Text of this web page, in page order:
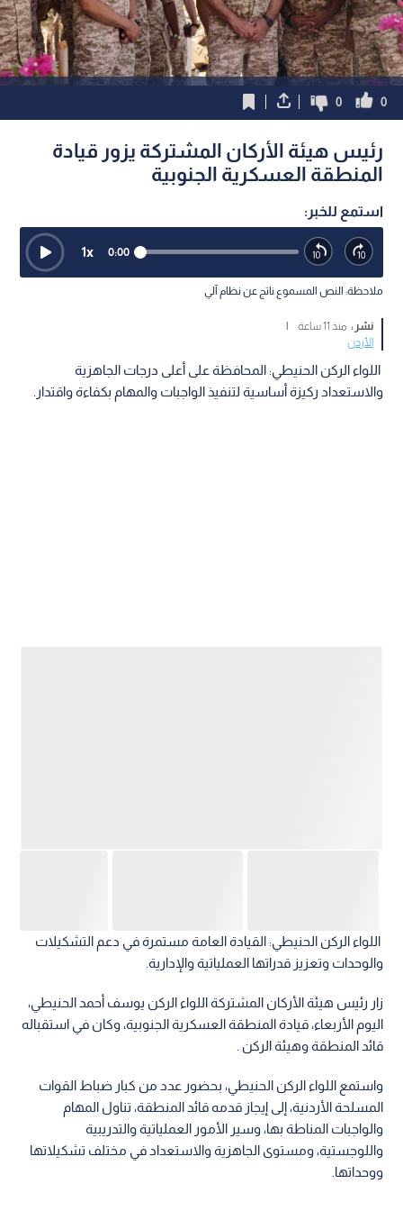
0
0
رئيس هيئة الأركان المشتركة يزور قيادة
المنطقة العسكرية الجنوبية
استمع للخبر:
0:00
1x
ملاحظة: النص المسموع ناتج عن نظام آلي
نشر : منذ 11 ساعة
|
الأردن
اللواء الركن الحنيطي: المحافظة على أعلى درجات الجاهزية
والاستعداد ركيزة أساسية لتنفيذ الواجبات والمهام بكفاءة واقتدار.
اللواء الركن الحنيطي: القيادة العامة مستمرة في دعم التشكيلات
والوحدات وتعزيز قدراتها العملياتية والإدارية.
زار رئيس هيئة الأركان المشتركة اللواء الركن يوسف أحمد الحنيطي،
اليوم الأربعاء، قيادة المنطقة العسكرية الجنوبية، وكان في استقباله
قائد المنطقة وهيئة الركن .
واستمع اللواء الركن الحنيطي، بحضور عدد من كبار ضباط القوات
المسلحة الأردنية، إلى إيجاز قدمه قائد المنطقة، تناول المهام
والواجبات المناطة بها، وسير الأمور العملياتية والتدريبية
واللوجستية، ومستوى الجاهزية والاستعداد في مختلف تشكيلاتها
ووحداتها.